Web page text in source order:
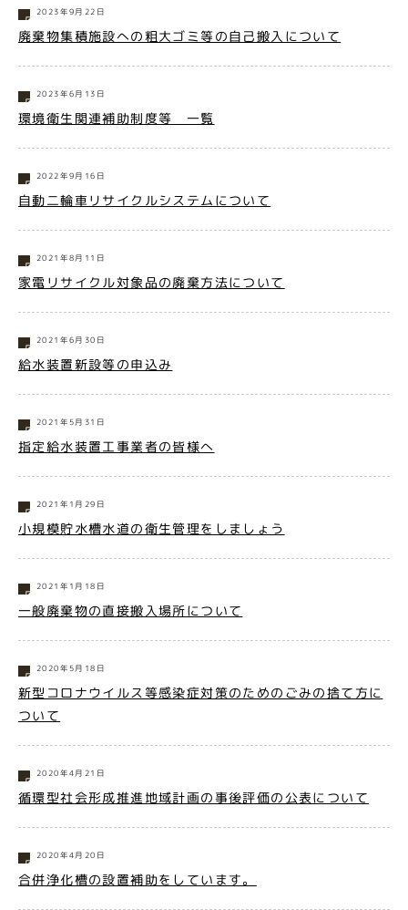
2023年9月22日
廃棄物集積施設への粗大ゴミ等の自己搬入について
2023年6月13日
環境衛生関連補助制度等 一覧
2022年9月16日
自動二輪車リサイクルシステムについて
2021年8月11日
家電リサイクル対象品の廃棄方法について
2021年6月30日
給水装置新設等の申込み
2021年5月31日
指定給水装置工事業者の皆様へ
2021年1月29日
小規模貯水槽水道の衛生管理をしましょう
2021年1月18日
一般廃棄物の直接搬入場所について
2020年5月18日
新型コロナウイルス等感染症対策のためのごみの捨て方に
ついて
2020年4月21日
循環型社会形成推進地域計画の事後評価の公表について
2020年4月20日
合併浄化槽の設置補助をしています。